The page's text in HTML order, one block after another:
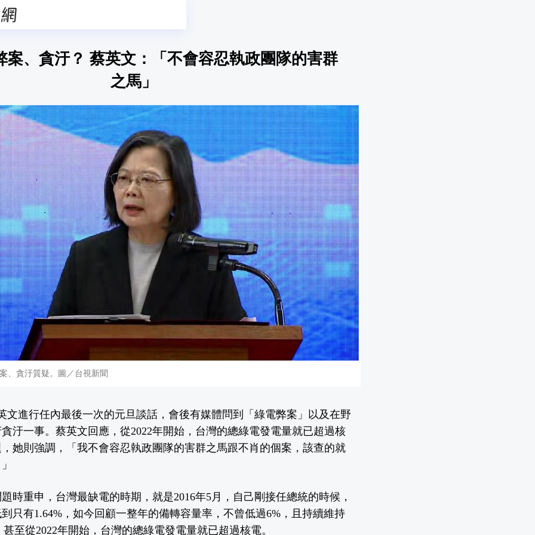
案、貪汙？ 蔡英文：「不會容忍執政團隊的害群
之馬」
、貪汙質疑。圖／台視新聞
文進行任內最後一次的元旦談話，會後有媒體問到「綠電弊案」以及在野
汙一事。蔡英文回應，從2022年開始，台灣的總綠電發電量就已超過核
她則強調，「我不會容忍執政團隊的害群之馬跟不肖的個案，該查的就
時重申，台灣最缺電的時期，就是2016年5月，自己剛接任總統的時候，
只有1.64%，如今回顧一整年的備轉容量率，不曾低過6%，且持續維持
至從2022年開始，台灣的總綠電發電量就已超過核電。